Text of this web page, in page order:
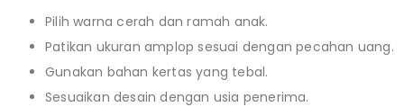
Pilih warna cerah dan ramah anak.
Patikan ukuran amplop sesuai dengan pecahan uang.
Gunakan bahan kertas yang tebal.
Sesuaikan desain dengan usia penerima.